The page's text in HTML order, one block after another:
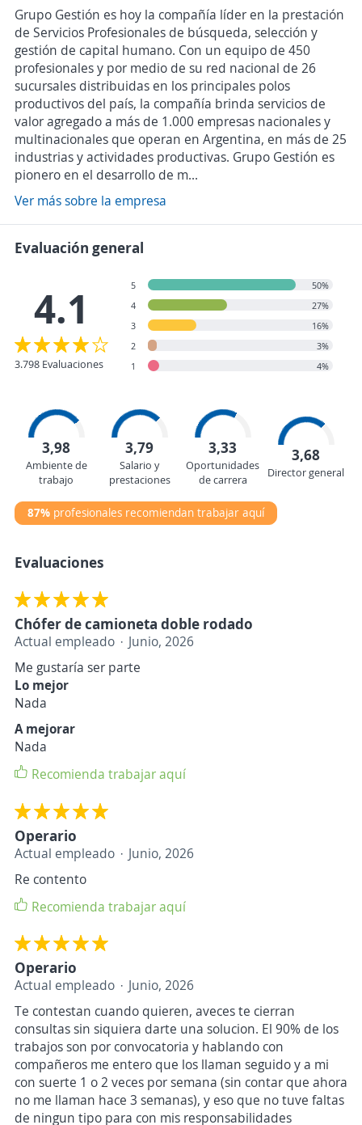
Grupo Gestión es hoy la compañía líder en la prestación
de Servicios Profesionales de búsqueda, selección y
gestión de capital humano. Con un equipo de 450
profesionales y por medio de su red nacional de 26
sucursales distribuidas en los principales polos
productivos del país, la compañía brinda servicios de
valor agregado a más de 1.000 empresas nacionales y
multinacionales que operan en Argentina, en más de 25
industrias y actividades productivas. Grupo Gestión es
pionero en el desarrollo de m...
Ver más sobre la empresa
Evaluación general
4.1
3.798 Evaluaciones
5
50%
4
27%
3
16%
2
3%
1
4%
3,98
Ambiente de
trabajo
3,79
Salario y
prestaciones
3,33
Oportunidades
de carrera
3,68
Director general
87% profesionales recomiendan trabajar aquí
Evaluaciones
Chófer de camioneta doble rodado
Actual empleado
Junio, 2026
Me gustaría ser parte
Lo mejor
Nada
A mejorar
Nada
Recomienda trabajar aquí
Operario
Actual empleado
Junio, 2026
Re contento
Recomienda trabajar aquí
Operario
Actual empleado
Junio, 2026
Te contestan cuando quieren, aveces te cierran
consultas sin siquiera darte una solucion. El 90% de los
trabajos son por convocatoria y hablando con
compañeros me entero que los llaman seguido y a mi
con suerte 1 o 2 veces por semana (sin contar que ahora
no me llaman hace 3 semanas), y eso que no tuve faltas
de ningun tipo para con mis responsabilidades